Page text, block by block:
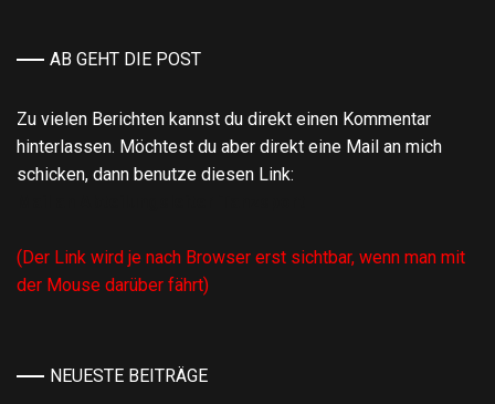
AB GEHT DIE POST
Zu vielen Berichten kannst du direkt einen Kommentar
hinterlassen. Möchtest du aber direkt eine Mail an mich
schicken, dann benutze diesen Link:
(Der Link wird je nach Browser erst sichtbar, wenn man mit
der Mouse darüber fährt)
NEUESTE BEITRÄGE